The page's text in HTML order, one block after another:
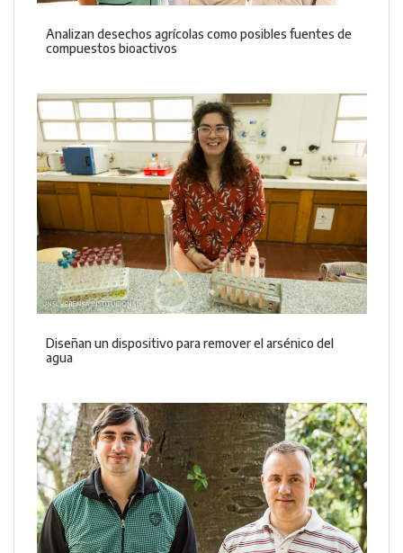
Analizan desechos agrícolas como posibles fuentes de
compuestos bioactivos
Diseñan un dispositivo para remover el arsénico del
agua